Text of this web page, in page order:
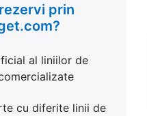
prin
al liniilor de
cu diferite linii de